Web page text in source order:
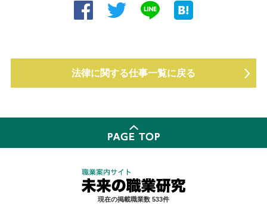
法律に関する仕事一覧に戻る
現在の掲載職業数 533件